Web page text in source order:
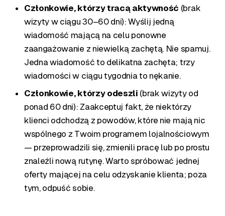
Członkowie, którzy tracą aktywność (brak
wizyty w ciągu 30–60 dni): Wyślij jedną
wiadomość mającą na celu ponowne
zaangażowanie z niewielką zachętą. Nie spamuj.
Jedna wiadomość to delikatna zachęta; trzy
wiadomości w ciągu tygodnia to nękanie.
Członkowie, którzy odeszli (brak wizyty od
ponad 60 dni): Zaakceptuj fakt, że niektórzy
klienci odchodzą z powodów, które nie mają nic
wspólnego z Twoim programem lojalnościowym
— przeprowadzili się, zmienili pracę lub po prostu
znaleźli nową rutynę. Warto spróbować jednej
oferty mającej na celu odzyskanie klienta; poza
tym, odpuść sobie.